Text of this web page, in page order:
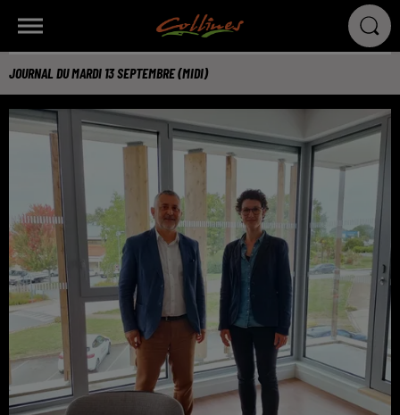
JOURNAL DU MARDI 13 SEPTEMBRE (MIDI)